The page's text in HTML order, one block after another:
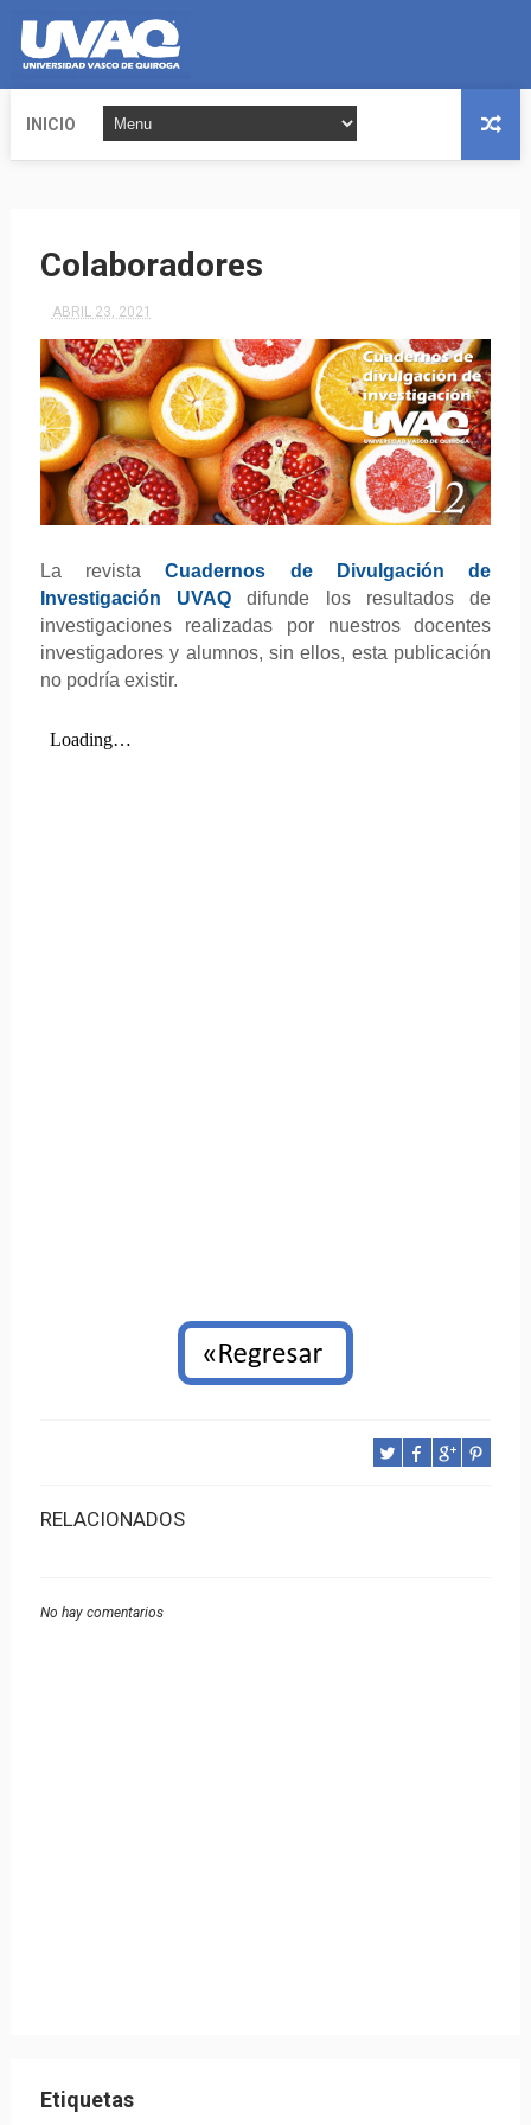
INICIO
Colaboradores
ABRIL 23, 2021
La revistaCuadernos de Divulgación de
Investigación UVAQ difunde los resultados de
investigaciones realizadas por nuestros docentes
investigadores y alumnos, sin ellos, esta publicación
no podría existir.
RELACIONADOS
No hay comentarios
Etiquetas